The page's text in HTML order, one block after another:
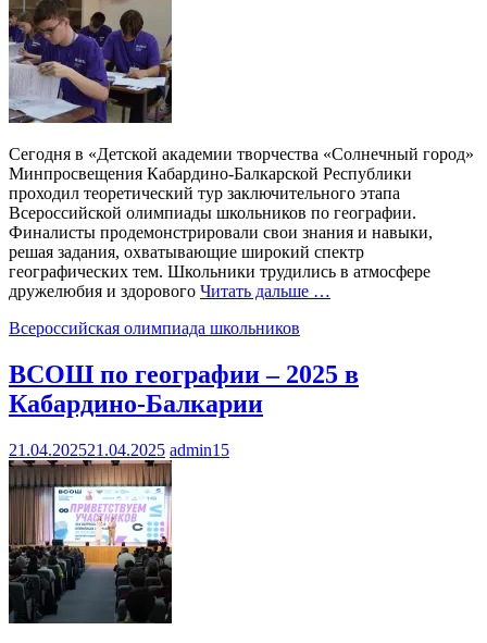
Сегодня в «Детской академии творчества «Солнечный город»
Минпросвещения Кабардино-Балкарской Республики
проходил теоретический тур заключительного этапа
Всероссийской олимпиады школьников по географии.
Финалисты продемонстрировали свои знания и навыки,
решая задания, охватывающие широкий спектр
географических тем. Школьники трудились в атмосфере
дружелюбия и здорового Читать дальше …
Всероссийская олимпиада школьников
ВСОШ по географии – 2025 в
Кабардино-Балкарии
21.04.202521.04.2025 admin15